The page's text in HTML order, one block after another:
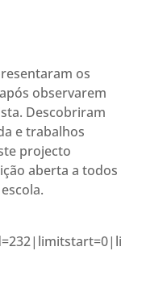
os
observarem
Descobriram
e trabalhos
projecto
aberta a todos